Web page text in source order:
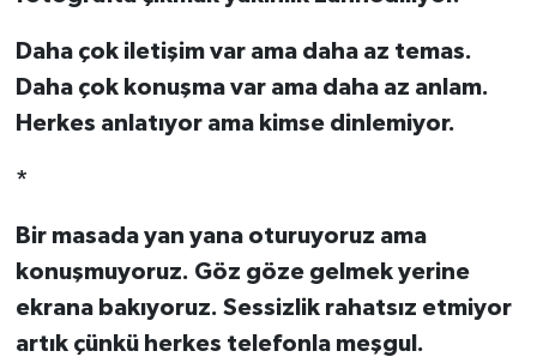
Daha çok iletişim var ama daha az temas.
Daha çok konuşma var ama daha az anlam.
Herkes anlatıyor ama kimse dinlemiyor.
*
Bir masada yan yana oturuyoruz ama
konuşmuyoruz. Göz göze gelmek yerine
ekrana bakıyoruz. Sessizlik rahatsız etmiyor
artık çünkü herkes telefonla meşgul.